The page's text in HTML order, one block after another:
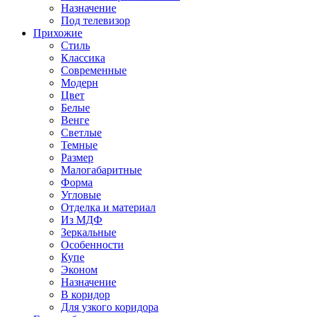
Назначение
Под телевизор
Прихожие
Стиль
Классика
Современные
Модерн
Цвет
Белые
Венге
Светлые
Темные
Размер
Малогабаритные
Форма
Угловые
Отделка и материал
Из МДФ
Зеркальные
Особенности
Купе
Эконом
Назначение
В коридор
Для узкого коридора